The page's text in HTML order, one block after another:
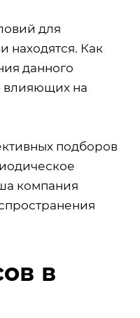
для
находятся. Как
данного
влияющих на
подборов
компания
в